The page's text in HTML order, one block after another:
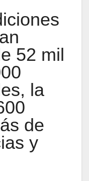
52 mil
la
de
y